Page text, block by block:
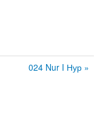
024 Nur I Нур »